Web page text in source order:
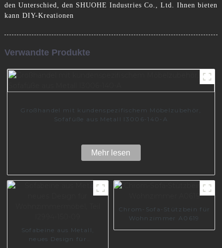
den Unterschied, den SHUOHE Industries Co., Ltd. Ihnen bieten
kann DIY-Kreationen
Verwandte Produkte
Großhandel mit kundenspezifischem Möbelzubehör,
Sofafüße aus Metall I3006-140-A
Mehr lesen
Sofabeine aus Metall,
neues Design für
Chrom-Sofa-Stützbein für
Wohnzimmer A0619